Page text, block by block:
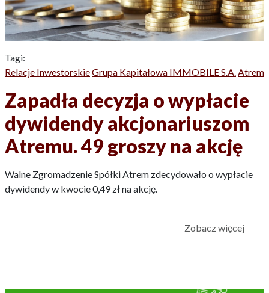
Tagi:
Relacje InwestorskieGrupa Kapitałowa IMMOBILE S.A. Atrem
Zapadła decyzja o wypłacie
dywidendy akcjonariuszom
Atremu. 49 groszy na akcję
Walne Zgromadzenie Spółki Atrem zdecydowało o wypłacie
dywidendy w kwocie 0,49 zł na akcję.
Zobacz więcej